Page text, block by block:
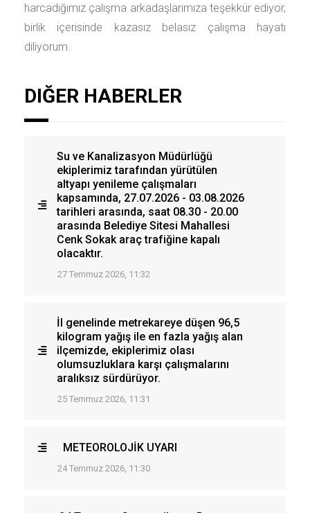
harcadığımız çalışma arkadaşlarımıza teşekkür ediyor,
birlik içerisinde kazasız belasız çalışma hayatı
diliyorum.
DIĞER HABERLER
Su ve Kanalizasyon Müdürlüğü
ekiplerimiz tarafından yürütülen
altyapı yenileme çalışmaları
kapsamında, 27.07.2026 - 03.08.2026
tarihleri arasında, saat 08.30 - 20.00
arasında Belediye Sitesi Mahallesi
Cenk Sokak araç trafiğine kapalı
olacaktır.
27 Temmuz 2026, 11:32
İl genelinde metrekareye düşen 96,5
kilogram yağış ile en fazla yağış alan
ilçemizde, ekiplerimiz olası
olumsuzluklara karşı çalışmalarını
aralıksız sürdürüyor.
25 Temmuz 2026, 11:31
METEOROLOJİK UYARI
24 Temmuz 2026, 11:30